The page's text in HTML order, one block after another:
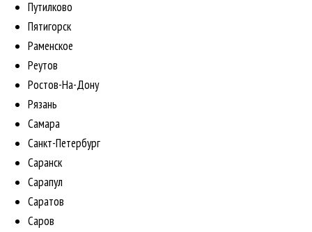
Путилково
Пятигорск
Раменское
Реутов
Ростов-На-Дону
Рязань
Самара
Санкт-Петербург
Саранск
Сарапул
Саратов
Саров